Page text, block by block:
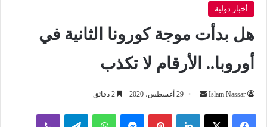
أخبار دولية
هل بدأت موجة كورونا الثانية في
أوروبا.. الأرقام لا تكذب
Islam Nassar
أرسل
إلكترونيا
29 أغسطس، 2020
لينكدإن بينتيريستماسنجر واتساب تيلقرام ڤايبر